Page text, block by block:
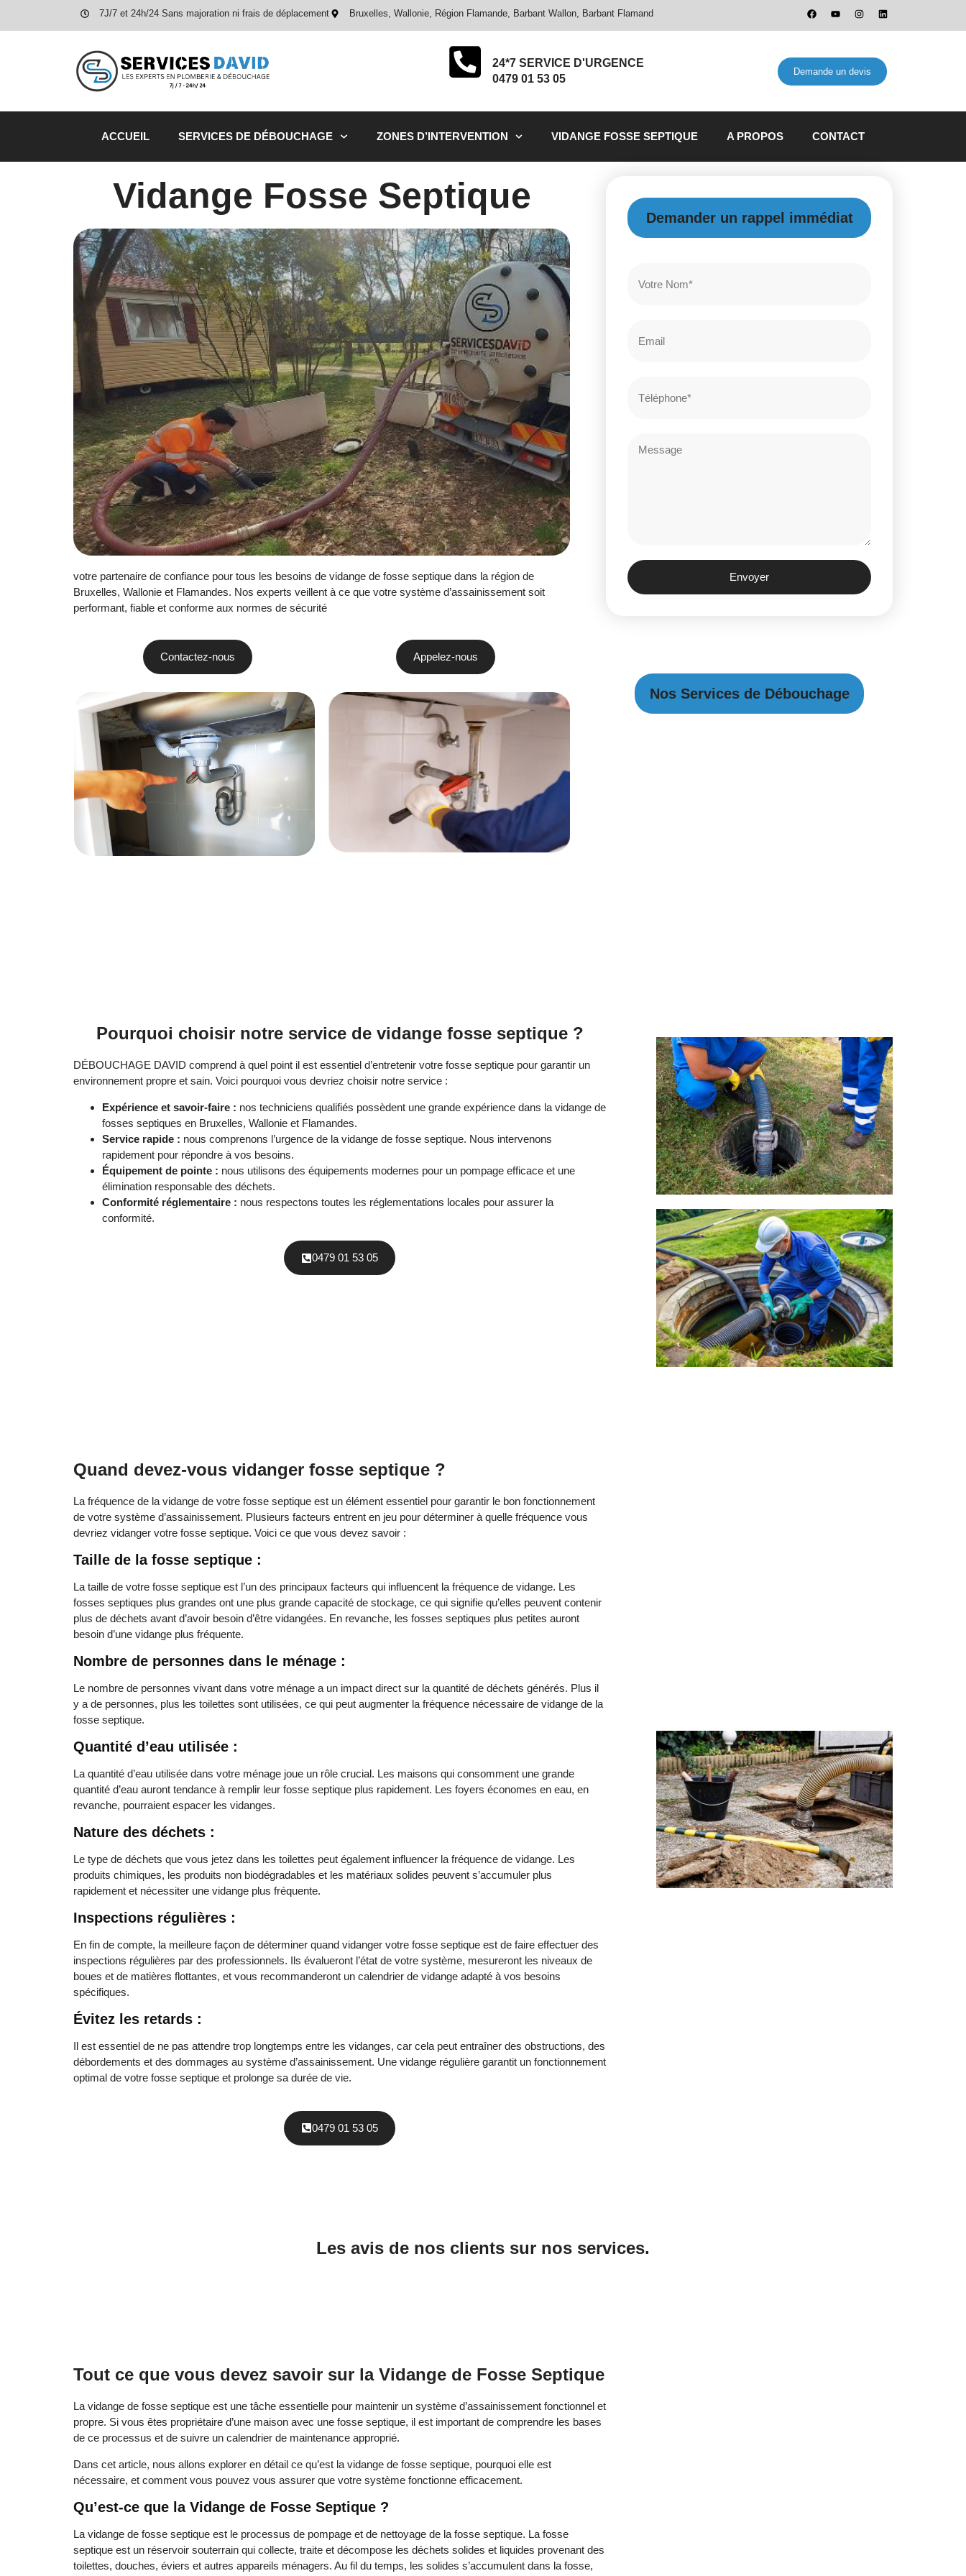
7J/7 et 24h/24 Sans majoration ni frais de déplacement Bruxelles, Wallonie, Région Flamande, Barbant Wallon, Barbant Flamand
24*7 SERVICE D'URGENCE
0479 01 53 05
Demande un devis
ACCUEIL SERVICES DE DÉBOUCHAGE ZONES D’INTERVENTION VIDANGE FOSSE SEPTIQUE A PROPOS CONTACT
Vidange Fosse Septique
votre partenaire de confiance pour tous les besoins de vidange de fosse septique dans la région de
Bruxelles, Wallonie et Flamandes. Nos experts veillent à ce que votre système d’assainissement soit
performant, fiable et conforme aux normes de sécurité
Contactez-nous Appelez-nous
Demander un rappel immédiat
Envoyer
Nos Services de Débouchage
Pourquoi choisir notre service de vidange fosse septique ?
DÉBOUCHAGE DAVID comprend à quel point il est essentiel d’entretenir votre fosse septique pour garantir un
environnement propre et sain. Voici pourquoi vous devriez choisir notre service :
Expérience et savoir-faire : nos techniciens qualifiés possèdent une grande expérience dans la vidange de
fosses septiques en Bruxelles, Wallonie et Flamandes.
Service rapide : nous comprenons l’urgence de la vidange de fosse septique. Nous intervenons
rapidement pour répondre à vos besoins.
Équipement de pointe : nous utilisons des équipements modernes pour un pompage efficace et une
élimination responsable des déchets.
Conformité réglementaire : nous respectons toutes les réglementations locales pour assurer la
conformité.
0479 01 53 05
Quand devez-vous vidanger fosse septique ?
La fréquence de la vidange de votre fosse septique est un élément essentiel pour garantir le bon fonctionnement
de votre système d’assainissement. Plusieurs facteurs entrent en jeu pour déterminer à quelle fréquence vous
devriez vidanger votre fosse septique. Voici ce que vous devez savoir :
Taille de la fosse septique :
La taille de votre fosse septique est l’un des principaux facteurs qui influencent la fréquence de vidange. Les
fosses septiques plus grandes ont une plus grande capacité de stockage, ce qui signifie qu’elles peuvent contenir
plus de déchets avant d’avoir besoin d’être vidangées. En revanche, les fosses septiques plus petites auront
besoin d’une vidange plus fréquente.
Nombre de personnes dans le ménage :
Le nombre de personnes vivant dans votre ménage a un impact direct sur la quantité de déchets générés. Plus il
y a de personnes, plus les toilettes sont utilisées, ce qui peut augmenter la fréquence nécessaire de vidange de la
fosse septique.
Quantité d’eau utilisée :
La quantité d’eau utilisée dans votre ménage joue un rôle crucial. Les maisons qui consomment une grande
quantité d’eau auront tendance à remplir leur fosse septique plus rapidement. Les foyers économes en eau, en
revanche, pourraient espacer les vidanges.
Nature des déchets :
Le type de déchets que vous jetez dans les toilettes peut également influencer la fréquence de vidange. Les
produits chimiques, les produits non biodégradables et les matériaux solides peuvent s’accumuler plus
rapidement et nécessiter une vidange plus fréquente.
Inspections régulières :
En fin de compte, la meilleure façon de déterminer quand vidanger votre fosse septique est de faire effectuer des
inspections régulières par des professionnels. Ils évalueront l’état de votre système, mesureront les niveaux de
boues et de matières flottantes, et vous recommanderont un calendrier de vidange adapté à vos besoins
spécifiques.
Évitez les retards :
Il est essentiel de ne pas attendre trop longtemps entre les vidanges, car cela peut entraîner des obstructions, des
débordements et des dommages au système d’assainissement. Une vidange régulière garantit un fonctionnement
optimal de votre fosse septique et prolonge sa durée de vie.
0479 01 53 05
Les avis de nos clients sur nos services.
Tout ce que vous devez savoir sur la Vidange de Fosse Septique
La vidange de fosse septique est une tâche essentielle pour maintenir un système d’assainissement fonctionnel et
propre. Si vous êtes propriétaire d’une maison avec une fosse septique, il est important de comprendre les bases
de ce processus et de suivre un calendrier de maintenance approprié.
Dans cet article, nous allons explorer en détail ce qu’est la vidange de fosse septique, pourquoi elle est
nécessaire, et comment vous pouvez vous assurer que votre système fonctionne efficacement.
Qu’est-ce que la Vidange de Fosse Septique ?
La vidange de fosse septique est le processus de pompage et de nettoyage de la fosse septique. La fosse
septique est un réservoir souterrain qui collecte, traite et décompose les déchets solides et liquides provenant des
toilettes, douches, éviers et autres appareils ménagers. Au fil du temps, les solides s’accumulent dans la fosse,